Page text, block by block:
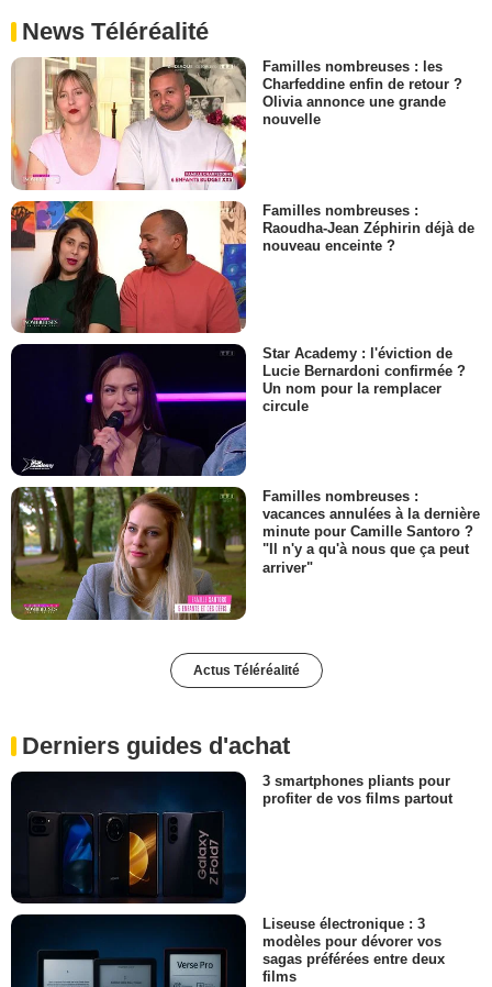
News Téléréalité
Familles nombreuses : les
Charfeddine enfin de retour ?
Olivia annonce une grande
nouvelle
Familles nombreuses :
Raoudha-Jean Zéphirin déjà de
nouveau enceinte ?
Star Academy : l'éviction de
Lucie Bernardoni confirmée ?
Un nom pour la remplacer
circule
Familles nombreuses :
vacances annulées à la dernière
minute pour Camille Santoro ?
"Il n'y a qu'à nous que ça peut
arriver"
Actus Téléréalité
Derniers guides d'achat
3 smartphones pliants pour
profiter de vos films partout
Liseuse électronique : 3
modèles pour dévorer vos
sagas préférées entre deux
films